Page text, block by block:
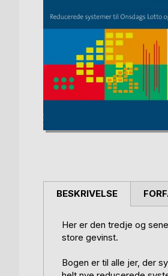
BESKRIVELSE
Her er den tredje og
store gevinst.
Bogen er til alle jer, der